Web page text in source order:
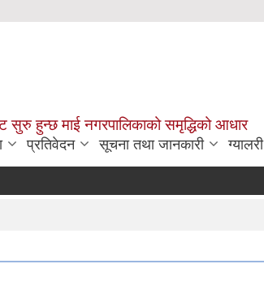
हुन्छ माई नगरपालिकाको समृद्धिको आधार
प्रतिवेदन सूचना तथा जानकारी ग्यालरी